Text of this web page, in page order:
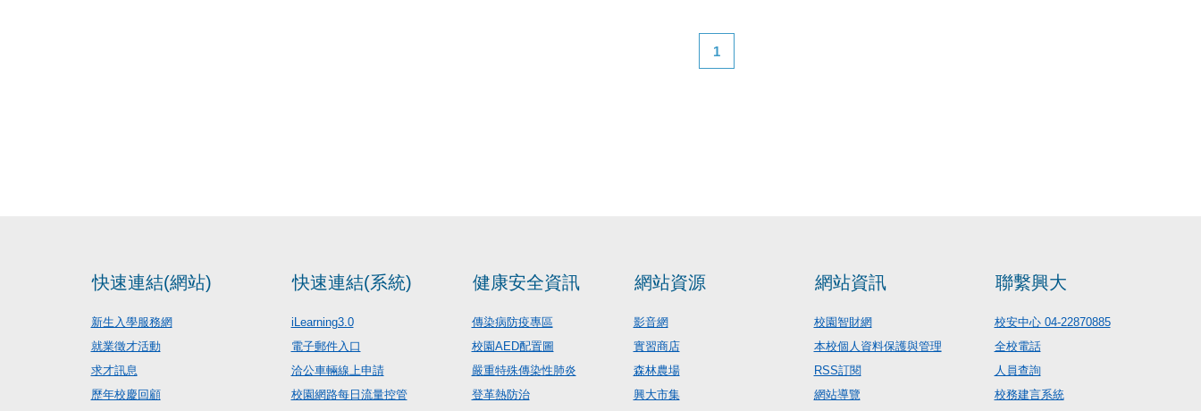
1
快速連結(網站)
新生入學服務網
就業徵才活動
求才訊息
歷年校慶回顧
快速連結(系統)
iLearning3.0
電子郵件入口
洽公車輛線上申請
校園網路每日流量控管
健康安全資訊
傳染病防疫專區
校園AED配置圖
嚴重特殊傳染性肺炎
登革熱防治
網站資源
影音網
實習商店
森林農場
興大市集
網站資訊
校園智財網
本校個人資料保護與管理
RSS訂閱
網站導覽
聯繫興大
校安中心 04-22870885
全校電話
人員查詢
校務建言系統